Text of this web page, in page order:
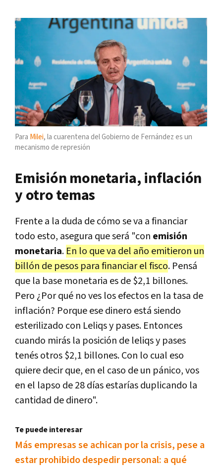
Para Milei, la cuarentena del Gobierno de Fernández es un
mecanismo de represión
Emisión monetaria, inflación
y otro temas
Frente a la duda de cómo se va a financiar
todo esto, asegura que será "con emisión
monetaria. En lo que va del año emitieron un
billón de pesos para financiar el fisco. Pensá
que la base monetaria es de $2,1 billones.
Pero ¿Por qué no ves los efectos en la tasa de
inflación? Porque ese dinero está siendo
esterilizado con Leliqs y pases. Entonces
cuando mirás la posición de leliqs y pases
tenés otros $2,1 billones. Con lo cual eso
quiere decir que, en el caso de un pánico, vos
en el lapso de 28 días estarías duplicando la
cantidad de dinero".
Te puede interesar
Más empresas se achican por la crisis, pese a
estar prohibido despedir personal: a qué